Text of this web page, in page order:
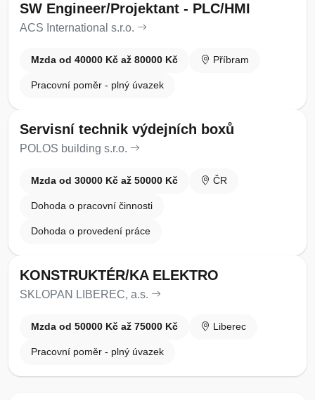
SW Engineer/Projektant - PLC/HMI
ACS International s.r.o.
Mzda od 40000 Kč až 80000 Kč Příbram
Pracovní poměr - plný úvazek
Servisní technik výdejních boxů
POLOS building s.r.o.
Mzda od 30000 Kč až 50000 Kč ČR
Dohoda o pracovní činnosti
Dohoda o provedení práce
KONSTRUKTÉR/KA ELEKTRO
SKLOPAN LIBEREC, a.s.
Mzda od 50000 Kč až 75000 Kč Liberec
Pracovní poměr - plný úvazek